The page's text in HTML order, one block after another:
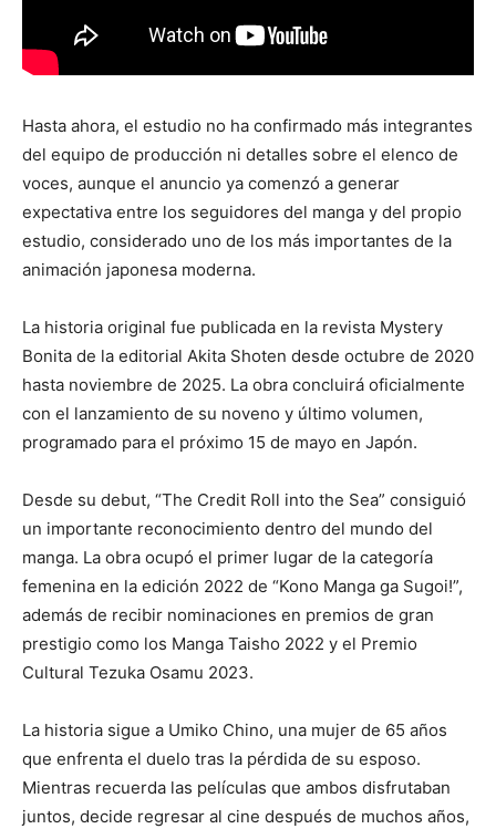
Hasta ahora, el estudio no ha confirmado más integrantes
del equipo de producción ni detalles sobre el elenco de
voces, aunque el anuncio ya comenzó a generar
expectativa entre los seguidores del manga y del propio
estudio, considerado uno de los más importantes de la
animación japonesa moderna.
La historia original fue publicada en la revista Mystery
Bonita de la editorial Akita Shoten desde octubre de 2020
hasta noviembre de 2025. La obra concluirá oficialmente
con el lanzamiento de su noveno y último volumen,
programado para el próximo 15 de mayo en Japón.
Desde su debut, “The Credit Roll into the Sea” consiguió
un importante reconocimiento dentro del mundo del
manga. La obra ocupó el primer lugar de la categoría
femenina en la edición 2022 de “Kono Manga ga Sugoi!”,
además de recibir nominaciones en premios de gran
prestigio como los Manga Taisho 2022 y el Premio
Cultural Tezuka Osamu 2023.
La historia sigue a Umiko Chino, una mujer de 65 años
que enfrenta el duelo tras la pérdida de su esposo.
Mientras recuerda las películas que ambos disfrutaban
juntos, decide regresar al cine después de muchos años,